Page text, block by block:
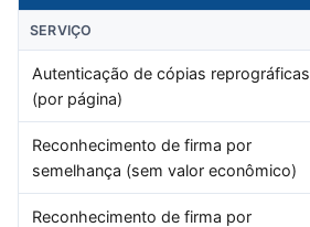
SERVIÇO
Autenticação de cópias reprográficas
(por página)
Reconhecimento de firma por
semelhança (sem valor econômico)
Reconhecimento de firma por